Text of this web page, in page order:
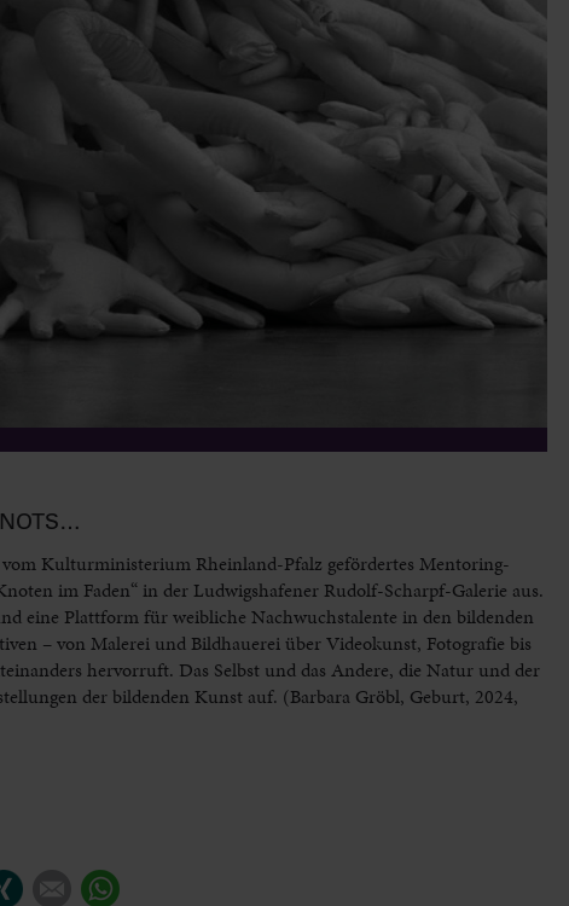
Kulturministerium Rheinland-Pfalz gefördertes Mentoring-
im Faden“ in der Ludwigshafener Rudolf-Scharpf-Galerie aus.
eine Plattform für weibliche Nachwuchstalente in den bildenden
– von Malerei und Bildhauerei über Videokunst, Fotografie bis
hervorruft. Das Selbst und das Andere, die Natur und der
der bildenden Kunst auf. (Barbara Gröbl, Geburt, 2024,
E-mail